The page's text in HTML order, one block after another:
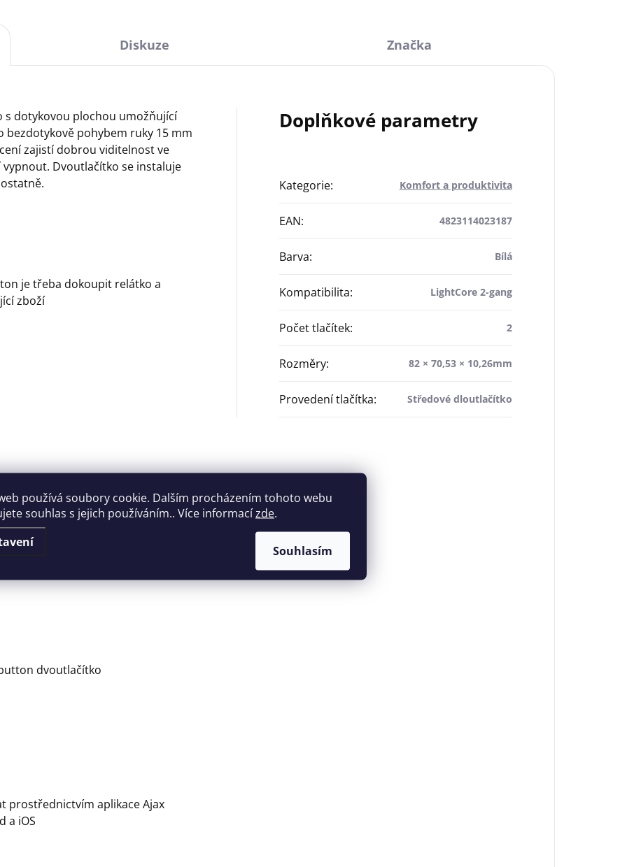
používá soubory cookie. Dalším procházením tohoto webu
souhlas s jejich používáním.. Více informacízde.
Souhlasím
Diskuze Značka
dotykovou plochou umožňující
pohybem ruky 15 mm
zajistí dobrou viditelnost ve
Dvoutlačítko se instaluje
je třeba dokoupit relátko a
zboží
bezdotykově
poplachu
dvoutlačítko
prostřednictvím aplikace Ajax
a iOS
Doplňkové parametry
Kategorie: Komfort a produktivita
EAN: 4823114023187
Barva: Bílá
Kompatibilita: LightCore 2-gang
Počet tlačítek: 2
Rozměry: 82 × 70,53 × 10,26mm
Provedení tlačítka: Středové dloutlačítko